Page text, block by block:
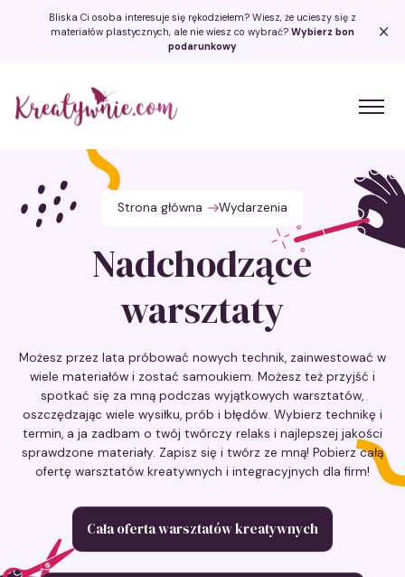
Bliska Ci osoba interesuje się rękodziełem? Wiesz, że ucieszy się z
materiałów plastycznych, ale nie wiesz co wybrać? Wybierz bon
podarunkowy
Kreatywnie.com
Strona główna Wydarzenia
Nadchodzące
warsztaty
Możesz przez lata próbować nowych technik, zainwestować w
wiele materiałów i zostać samoukiem. Możesz też przyjść i
spotkać się za mną podczas wyjątkowych warsztatów,
oszczędzając wiele wysiłku, prób i błędów. Wybierz technikę i
termin, a ja zadbam o twój twórczy relaks i najlepszej jakości
sprawdzone materiały. Zapisz się i twórz ze mną! Pobierz całą
ofertę warsztatów kreatywnych i integracyjnych dla firm!
Cała oferta warsztatów kreatywnych